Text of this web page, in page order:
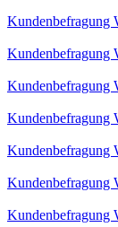
Kundenbefragung
Kundenbefragung
Kundenbefragung
Kundenbefragung
Kundenbefragung
Kundenbefragung
Kundenbefragung